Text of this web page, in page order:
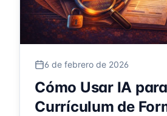
6 de febrero de 2026
Cómo Usar IA
Currículum de